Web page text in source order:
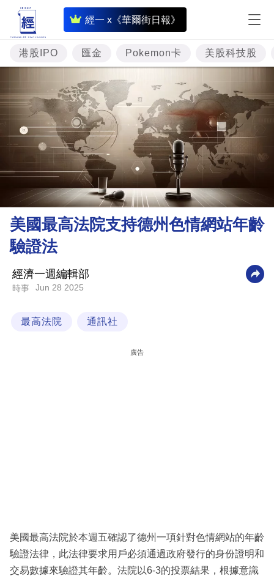
經一 x《華爾街日報》
即
時
財
經
專
題
投
資
樓
市
理
財
業
科
區
港股IPO 匯金 Pokemon卡 美股科技股
美國最高法院支持德州色情網站年齡
驗證法
經濟一週編輯部
時事 Jun 28 2025
最高法院 通訊社
廣告
美國最高法院於本週五確認了德州一項針對色情網站的年齡
驗證法律，此法律要求用戶必須通過政府發行的身份證明和
交易數據來驗證其年齡。法院以6-3的投票結果，根據意識